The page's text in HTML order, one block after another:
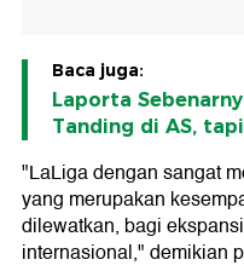
Baca juga:
Laporta
Tanding di AS,
"LaLiga dengan sangat
yang merupakan
dilewatkan, bagi ekspansi
internasional," demikian